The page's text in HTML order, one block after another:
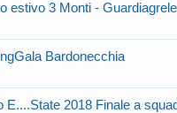
estivo 3 Monti -
Bardonecchia
E....State 2018 Finale a